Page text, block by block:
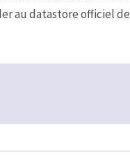
au datastore officiel